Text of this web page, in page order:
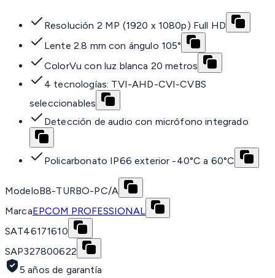
Resolución 2 MP (1920 x 1080p) Full HD
Lente 2.8 mm con ángulo 105°
ColorVu con luz blanca 20 metros
4 tecnologías: TVI-AHD-CVI-CVBS
seleccionables
Detección de audio con micrófono integrado
Policarbonato IP66 exterior -40°C a 60°C
ModeloB8-TURBO-PC/A
MarcaEPCOM PROFESSIONAL
SAT46171610
SAP327800622
5 años de garantía